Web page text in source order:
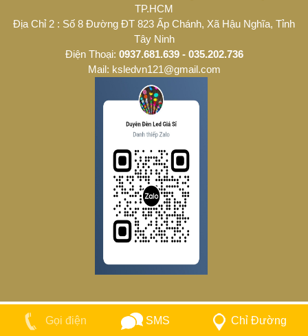
TP.HCM
Địa Chỉ 2 : Số 8 Đường ĐT 823 Ấp Chánh, Xã Hậu Nghĩa, Tỉnh
Tây Ninh
Điện Thoại: 0937.681.639 - 035.202.736
Mail: ksledvn121@gmail.com
Gọi điện SMS Chỉ Đường